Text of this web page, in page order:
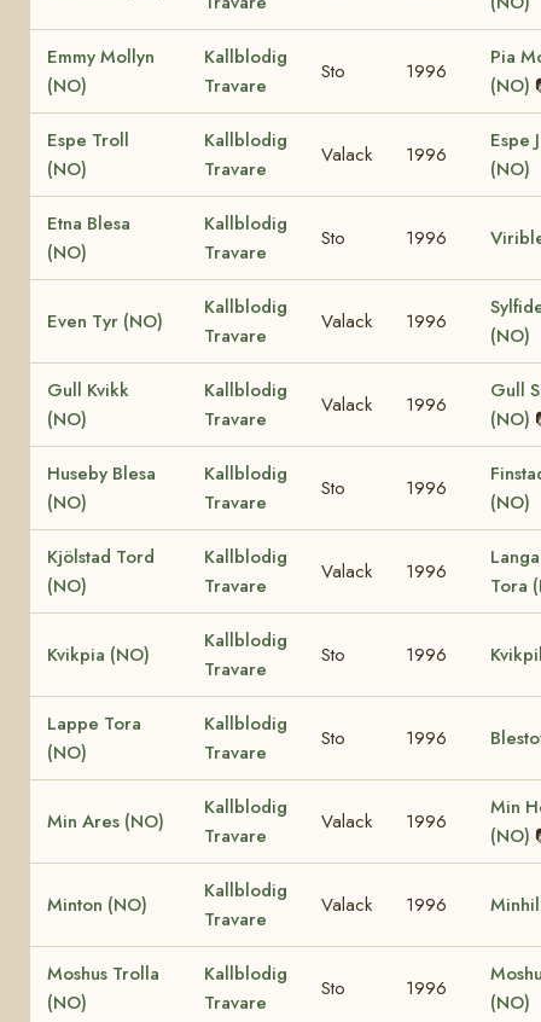
Emmy Mollyn
(NO)
Kallblodig
Travare
Sto 1996
Pia
(NO)
Espe Troll
(NO)
Kallblodig
Travare
Valack 1996
Espe
(NO)
Etna Blesa
(NO)
Kallblodig
Travare
Sto 1996
Even Tyr (NO)
Kallblodig
Travare
Valack 1996
(NO)
Gull Kvikk
(NO)
Kallblodig
Travare
Valack 1996
Gull
(NO)
Huseby Blesa
(NO)
Kallblodig
Travare
Sto 1996
(NO)
Kjölstad Tord
(NO)
Kallblodig
Travare
Valack 1996
Tora
Kvikpia (NO)
Kallblodig
Travare
Sto 1996
Lappe Tora
(NO)
Kallblodig
Travare
Sto 1996
Min Ares (NO)
Kallblodig
Travare
Valack 1996
Min
(NO)
Minton (NO)
Kallblodig
Travare
Valack 1996
Moshus Trolla
(NO)
Kallblodig
Travare
Sto 1996
(NO)